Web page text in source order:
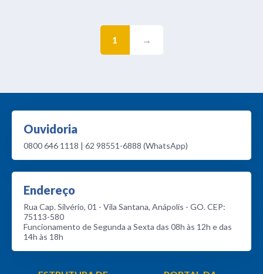
1 →
Ouvidoria
0800 646 1118 | 62 98551-6888 (WhatsApp)
Endereço
Rua Cap. Silvério, 01 - Vila Santana, Anápolis - GO. CEP:
75113-580
Funcionamento de Segunda a Sexta das 08h às 12h e das
14h às 18h